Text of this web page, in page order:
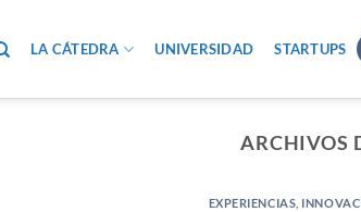
LA CÁTEDRA UNIVERSIDAD STARTUPS
ARCHIVOS
EXPERIENCIAS